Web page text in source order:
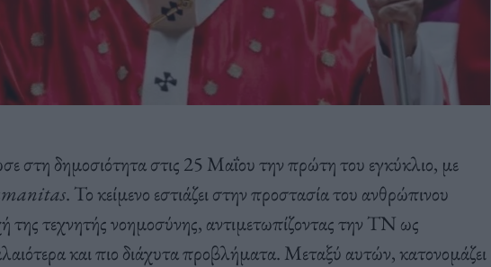
στη δημοσιότητα στις 25 Μαΐου την πρώτη του εγκύκλιο, με
. Το κείμενο εστιάζει στην προστασία του ανθρώπινου
τεχνητής νοημοσύνης, αντιμετωπίζοντας την ΤΝ ως
και πιο διάχυτα προβλήματα. Μεταξύ αυτών, κατονομάζει